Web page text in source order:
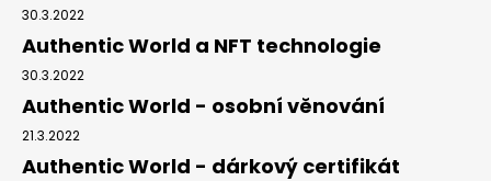
30.3.2022
Authentic World a NFT technologie
30.3.2022
Authentic World - osobní věnování
21.3.2022
Authentic World - dárkový certifikát